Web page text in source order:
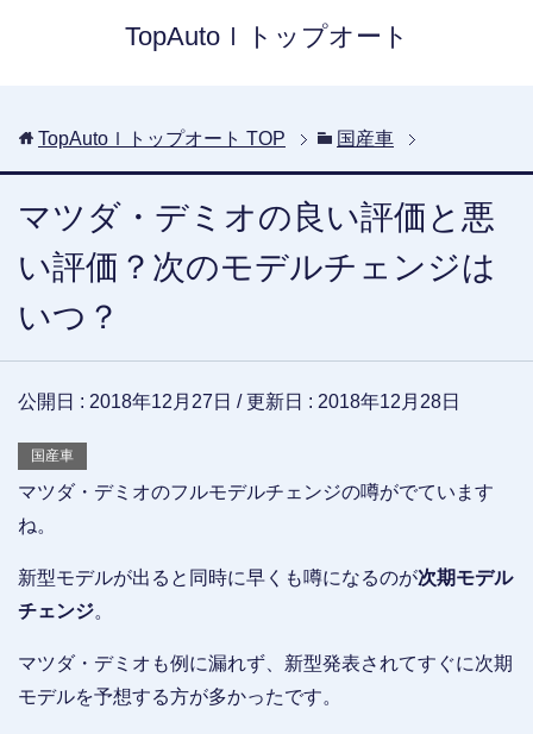
TopAutoｌトップオート
TopAutoｌトップオート TOP 国産車
マツダ・デミオの良い評価と悪
い評価？次のモデルチェンジは
いつ？
公開日 : 2018年12月27日 / 更新日 : 2018年12月28日
国産車
マツダ・デミオのフルモデルチェンジの噂がでています
ね。
新型モデルが出ると同時に早くも噂になるのが次期モデル
チェンジ。
マツダ・デミオも例に漏れず、新型発表されてすぐに次期
モデルを予想する方が多かったです。